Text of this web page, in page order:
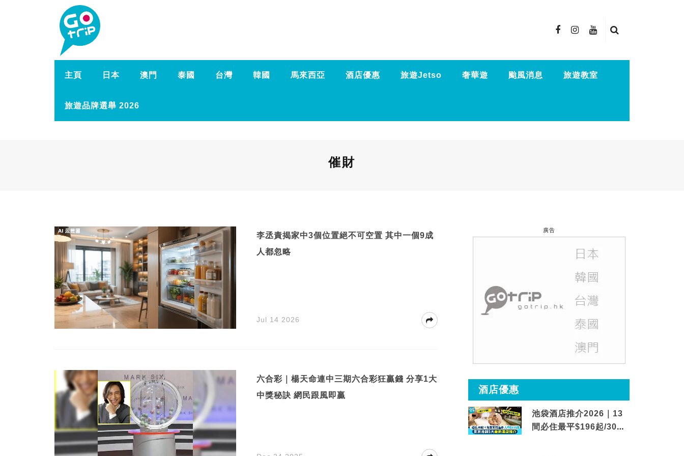
主頁 日本 澳門 泰國 台灣 韓國 馬來西亞 酒店優惠 旅遊Jetso 奢華遊 颱風消息 旅遊教室
旅遊品牌選舉 2026
催財
李丞責揭家中3個位置絕不可空置 其中一個9成
人都忽略
Jul 14 2026
六合彩｜楊天命連中三期六合彩狂贏錢 分享1大
中獎秘訣 網民跟風即贏
廣告
酒店優惠
池袋酒店推介2026｜13
間必住最平$196起/30秒